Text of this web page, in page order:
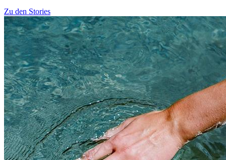
Zu den Stories